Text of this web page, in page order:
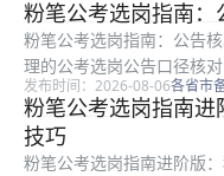
坑指南，适合所有准备报
到的四类...
粉笔公考选岗指南
粉笔公考选岗指南：公告
理的公考选岗公告口径核
选岗位的考生阅读。很多
忽略了公告中条件口径的
无效的问...
发布时间：2026-08-06各省市
粉笔公考选岗指南
技巧
粉笔公考选岗指南进阶版